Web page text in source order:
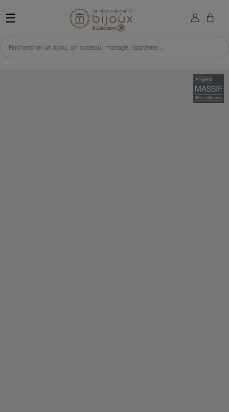
☰ Retour à l'accueil du site
Rechercher un bijou, un cadeau, mariage, baptême...
×